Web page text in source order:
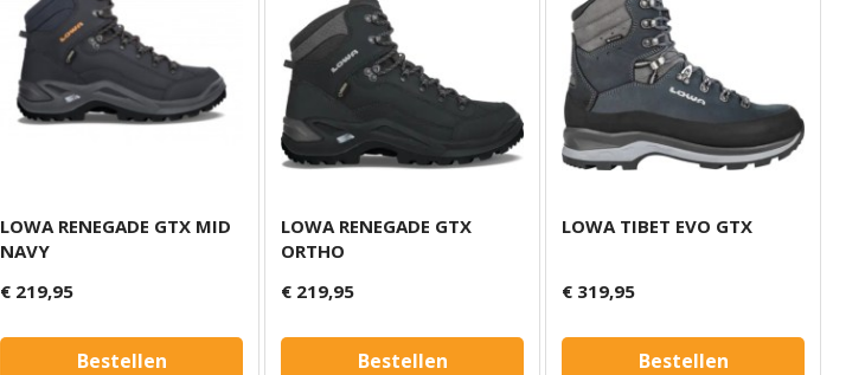
LOWA RENEGADE GTX MID
NAVY
€ 219,95
Bestellen
LOWA RENEGADE GTX
ORTHO
€ 219,95
Bestellen
LOWA TIBET EVO GTX
€ 319,95
Bestellen